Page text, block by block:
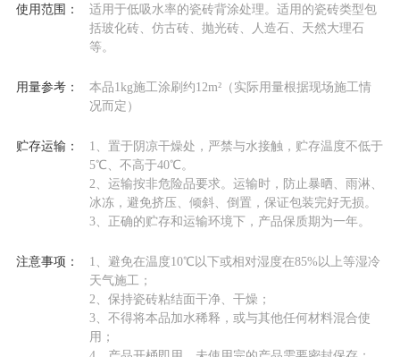
使用范围：
适用于低吸水率的瓷砖背涂处理。适用的瓷砖类型包
括玻化砖、仿古砖、抛光砖、人造石、天然大理石
等。
用量参考：
本品1kg施工涂刷约12m²（实际用量根据现场施工情
况而定）
贮存运输：
1、置于阴凉干燥处，严禁与水接触，贮存温度不低于
5℃、不高于40℃。
2、运输按非危险品要求。运输时，防止暴晒、雨淋、
冰冻，避免挤压、倾斜、倒置，保证包装完好无损。
3、正确的贮存和运输环境下，产品保质期为一年。
注意事项：
1、避免在温度10℃以下或相对湿度在85%以上等湿冷
天气施工；
2、保持瓷砖粘结面干净、干燥；
3、不得将本品加水稀释，或与其他任何材料混合使
用；